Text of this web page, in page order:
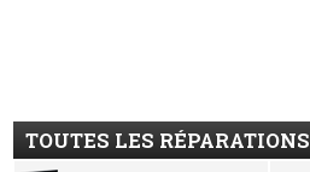
TOUTES LES RÉPARATIONS